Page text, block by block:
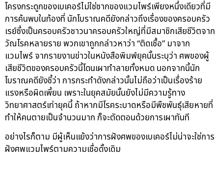
โครงกระดูกของเบเคอร์ไม่ใช่ซากของแวมไพร์เพียงหนึ่งเดียวที่มี
การค้นพบในท้องที่ นักโบราณคดียังกล่าวถึงเรื่องของครอบครัว
เรย์ซึ่งเป็นครอบครัวชาวนาครอบครัวใหญ่ที่มีสมาชิกเสียชีวิตจาก
วัณโรคหลายราย พวกเขาถูกกล่าวหาว่า “ติดเชื้อ” มาจาก
แวมไพร์ จากรายงานข่าวในหนังสือพิมพ์ยุคนั้นระบุว่า ศพของผู้
เสียชีวิตของครอบครัวนี้โดนเผาทำลายทั้งหมด นอกจากนี้นัก
โบราณคดียังชี้ว่า การกระทำดังกล่าวนั้นไม่ถือว่าเป็นเรื่องร้าย
แรงหรือผิดเพี้ยน เพราะในยุคสมัยนั้นยังไม่มีความรู้ทาง
วิทยาศาสตร์เท่ายุคนี้ ถ้าหากมีโรคระบาดหรือมีพืชพันธุ์เสียหายที่
ทำให้คนตายเป็นจำนวนมาก ก็จะตัดตอนด้วยการเผาทันที
อย่างไรก็ตาม มีผู้เห็นแย้งว่าการฝังศพของเบเคอร์ไม่น่าจะใช่การ
ฝังศพแวมไพร์ตามความเชื่อดั้งเดิม